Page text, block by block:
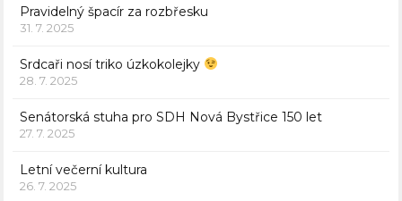
Pravidelný špacír za rozbřesku
31. 7. 2025
Srdcaři nosí triko úzkokolejky
28. 7. 2025
Senátorská stuha pro SDH Nová Bystřice 150 let
27. 7. 2025
Letní večerní kultura
26. 7. 2025